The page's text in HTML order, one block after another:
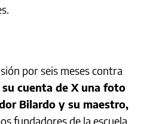
por seis meses contra
cuenta de X una foto
Bilardo y su maestro,
fundadores de la escuela